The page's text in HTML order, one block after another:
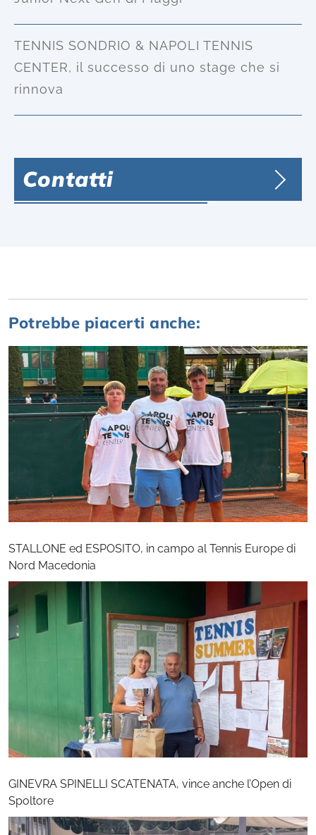
TENNIS SONDRIO & NAPOLI TENNIS
CENTER, il successo di uno stage che si
rinnova
Contatti
Potrebbe piacerti anche:
STALLONE ed ESPOSITO, in campo al Tennis Europe di
Nord Macedonia
GINEVRA SPINELLI SCATENATA, vince anche l’Open di
Spoltore